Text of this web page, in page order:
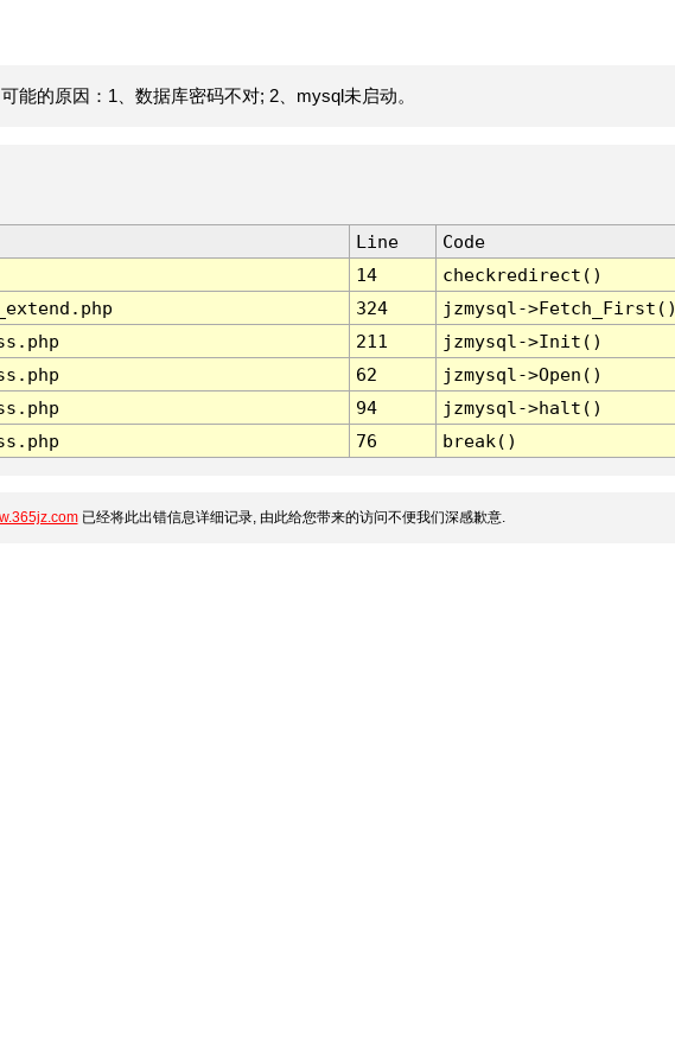
能的原因：1、数据库密码不对; 2、mysql未启动。
Line
Code
14
checkredirect()
324
jzmysql-
211
jzmysql->Init()
62
jzmysql->Open()
94
jzmysql->halt()
76 break()
已经将此出错信息详细记录, 由此给您带来的访问不便我们深感歉意.